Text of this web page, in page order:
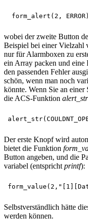
wobei der zweite Button
Beispiel bei einer Vielzahl
nur für Alarmboxen zu
ein Array packen und eine
den passenden Fehler
schön, wenn man noch
könnte. Wenn Sie an
die ACS-Funktion alert_str
Der erste Knopf wird
bietet die Funktion
Button angeben, und die
variabel (entspricht printf):
Selbstverständlich hätte
werden können.